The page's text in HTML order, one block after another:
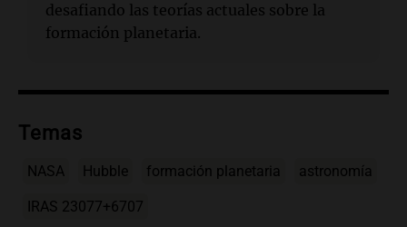
desafiando las teorías actuales sobre la
formación planetaria.
Temas
NASA Hubble formación planetaria astronomía
IRAS 23077+6707